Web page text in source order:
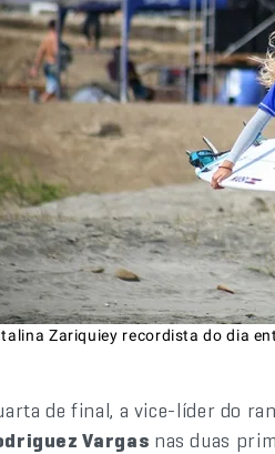
Zariquiey recordista do dia
de final, a vice-líder do
Vargas nas duas